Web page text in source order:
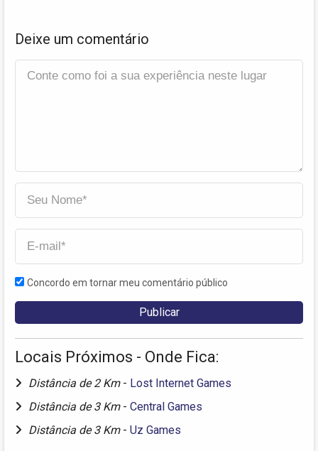
Deixe um comentário
Concordo em tornar meu comentário público
Locais Próximos - Onde Fica:
Distância de 2 Km - Lost Internet Games
Distância de 3 Km - Central Games
Distância de 3 Km - Uz Games